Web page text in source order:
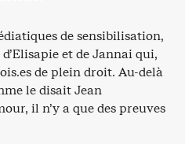
de sensibilisation,
et de Jannai qui,
de plein droit. Au-delà
le disait Jean
il n’y a que des preuves